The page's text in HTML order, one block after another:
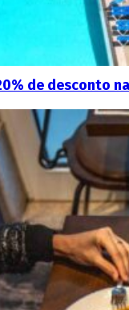
de desconto